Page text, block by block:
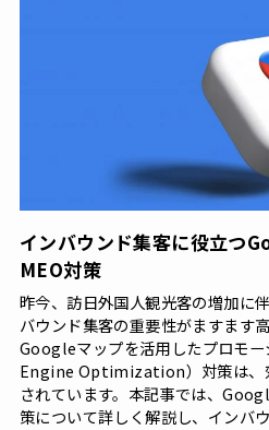
インバウンド集客に役立つ
MEO対策
昨今、訪日外国人観光客の増加に
バウンド集客の重要性がますます
Googleマップを活用したプロモ
Engine Optimization）対策は、
されています。本記事では、
策について詳しく解説し、インバ